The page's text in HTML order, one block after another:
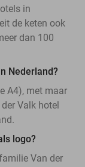
in
de keten ook
dan 100
Nederland?
A4), met maar
Valk hotel
logo?
Van der